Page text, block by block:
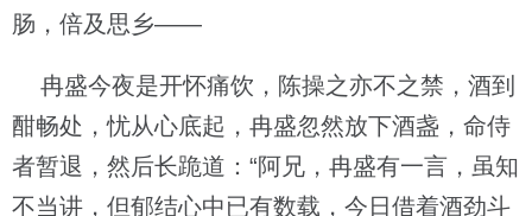
肠，倍及思乡——
冉盛今夜是开怀痛饮，陈操之亦不之禁，酒到
酣畅处，忧从心底起，冉盛忽然放下酒盏，命侍
者暂退，然后长跪道：“阿兄，冉盛有一言，虽知
不当讲，但郁结心中已有数载，今日借着酒劲斗